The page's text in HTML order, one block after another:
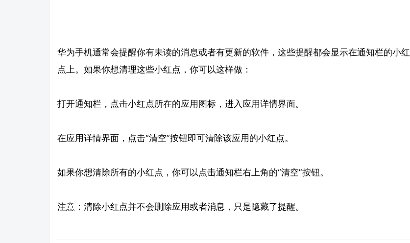
华为手机通常会提醒你有未读的消息或者有更新的软件，这些提醒都会显示在通知栏的小红
点上。如果你想清理这些小红点，你可以这样做：
打开通知栏，点击小红点所在的应用图标，进入应用详情界面。
在应用详情界面，点击“清空”按钮即可清除该应用的小红点。
如果你想清除所有的小红点，你可以点击通知栏右上角的“清空”按钮。
注意：清除小红点并不会删除应用或者消息，只是隐藏了提醒。